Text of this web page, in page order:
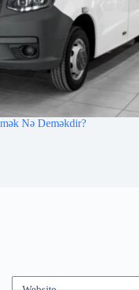
Nə Deməkdir?